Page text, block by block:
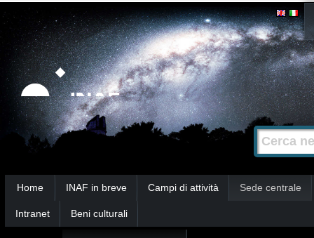
Strumenti
personali
Salta
contenuti.
|
Salta
alla
navigazione
Cerca nel
Ricerca
avanzata…
Home INAF in breve Campi di attività Sede centrale
Intranet Beni culturali